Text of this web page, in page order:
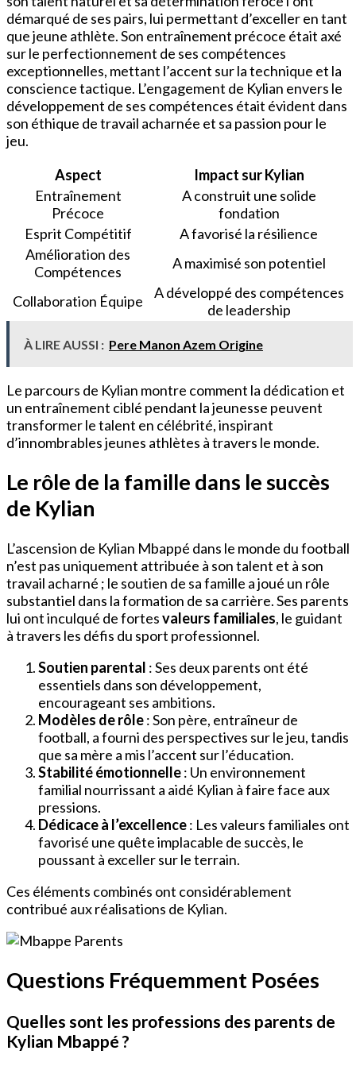
démarqué de ses pairs, lui permettant d’exceller en tant
que jeune athlète. Son entraînement précoce était axé
sur le perfectionnement de ses compétences
exceptionnelles, mettant l’accent sur la technique et la
conscience tactique. L’engagement de Kylian envers le
développement de ses compétences était évident dans
son éthique de travail acharnée et sa passion pour le
jeu.
Aspect
Impact sur Kylian
Entraînement
Précoce
A construit une solide
fondation
Esprit Compétitif
A favorisé la résilience
Amélioration des
Compétences
A maximisé son potentiel
Collaboration Équipe
A développé des compétences
de leadership
À LIRE AUSSI : Pere Manon Azem Origine
Le parcours de Kylian montre comment la dédication et
un entraînement ciblé pendant la jeunesse peuvent
transformer le talent en célébrité, inspirant
d’innombrables jeunes athlètes à travers le monde.
Le rôle de la famille dans le succès
de Kylian
L’ascension de Kylian Mbappé dans le monde du football
n’est pas uniquement attribuée à son talent et à son
travail acharné ; le soutien de sa famille a joué un rôle
substantiel dans la formation de sa carrière. Ses parents
lui ont inculqué de fortesvaleurs familiales, le guidant
à travers les défis du sport professionnel.
Soutien parental : Ses deux parents ont été
essentiels dans son développement,
encourageant ses ambitions.
Modèles de rôle: Son père, entraîneur de
football, a fourni des perspectives sur le jeu, tandis
que sa mère a mis l’accent sur l’éducation.
Stabilité émotionnelle: Un environnement
familial nourrissant a aidé Kylian à faire face aux
pressions.
Dédicace à l’excellence: Les valeurs familiales ont
favorisé une quête implacable de succès, le
poussant à exceller sur le terrain.
Ces éléments combinés ont considérablement
contribué aux réalisations de Kylian.
Questions Fréquemment Posées
Quelles sont les professions des parents de
Kylian Mbappé ?